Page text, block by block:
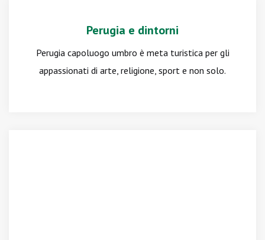
Perugia e dintorni
Perugia capoluogo umbro è meta turistica per gli
appassionati di arte, religione, sport e non solo.